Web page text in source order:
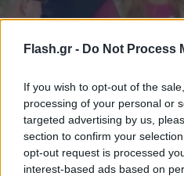
Flash.gr - Do Not Process
If you wish to opt-out of the
processing of your personal or
targeted advertising by us,
section to confirm your
opt-out request is processed
interest-based ads based on